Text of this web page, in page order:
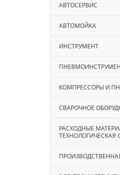
АВТОСЕРВИС
АВТОМОЙКА
ИНСТРУМЕНТ
КОМПРЕССОРЫ И
СВАРОЧНОЕ
РАСХОДНЫЕ
ТЕХНОЛОГИЧЕСКАЯ